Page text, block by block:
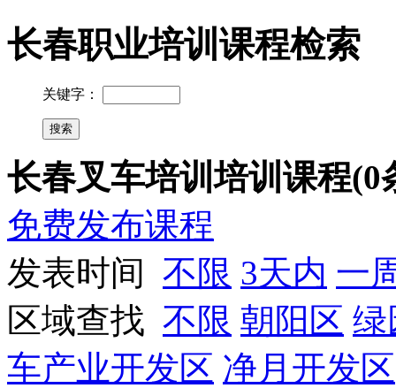
长春职业培训课程检索
关键字：
长春叉车培训培训课程(0
免费发布课程
发表时间 不限 3天内 一
区域查找 不限 朝阳区 绿
车产业开发区 净月开发区